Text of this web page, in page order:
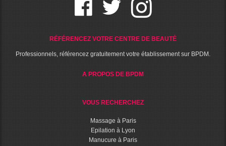
RÉFÉRENCEZ VOTRE CENTRE DE BEAUTÉ
Professionnels, référencez gratuitement votre établissement sur BPDM.
A PROPOS DE BPDM
VOUS RECHERCHEZ
Massage à Paris
Epilation à Lyon
Manucure à Paris